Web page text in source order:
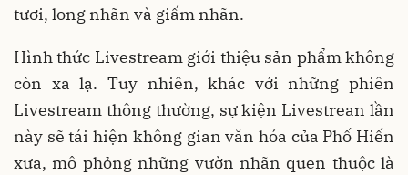
tươi, long nhãn và giấm nhãn.
Hình thức Livestream giới thiệu sản phẩm không
còn xa lạ. Tuy nhiên, khác với những phiên
Livestream thông thường, sự kiện Livestrean lần
này sẽ tái hiện không gian văn hóa của Phố Hiến
xưa, mô phỏng những vườn nhãn quen thuộc là